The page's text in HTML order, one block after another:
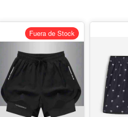
Fuera de Stock